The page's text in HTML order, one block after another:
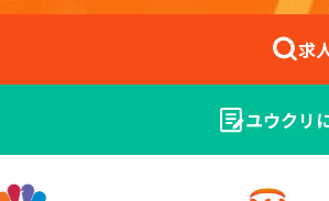
求
ユウクリ
法人の